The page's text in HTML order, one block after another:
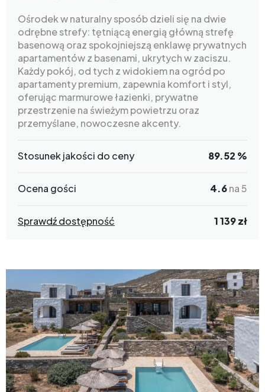
Ośrodek w naturalny sposób dzieli się na dwie
odrębne strefy: tętniącą energią główną strefę
basenową oraz spokojniejszą enklawę prywatnych
apartamentów z basenami, ukrytych w zaciszu.
Każdy pokój, od tych z widokiem na ogród po
apartamenty premium, zapewnia komfort i styl,
oferując marmurowe łazienki, prywatne
przestrzenie na świeżym powietrzu oraz
przemyślane, nowoczesne akcenty.
Stosunek jakości do ceny 89.52 %
Ocena gości 4.6na 5
Sprawdź dostępność 1 139 zł